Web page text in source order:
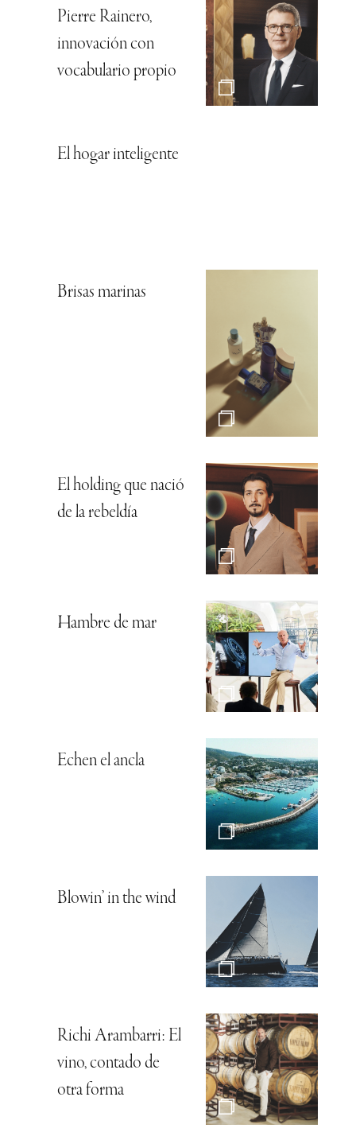
Pierre Rainero,
innovación con
vocabulario propio
El hogar inteligente
Brisas marinas
El holding que nació
de la rebeldía
Hambre de mar
Echen el ancla
Blowin’ in the wind
Richi Arambarri: El
vino, contado de
otra forma